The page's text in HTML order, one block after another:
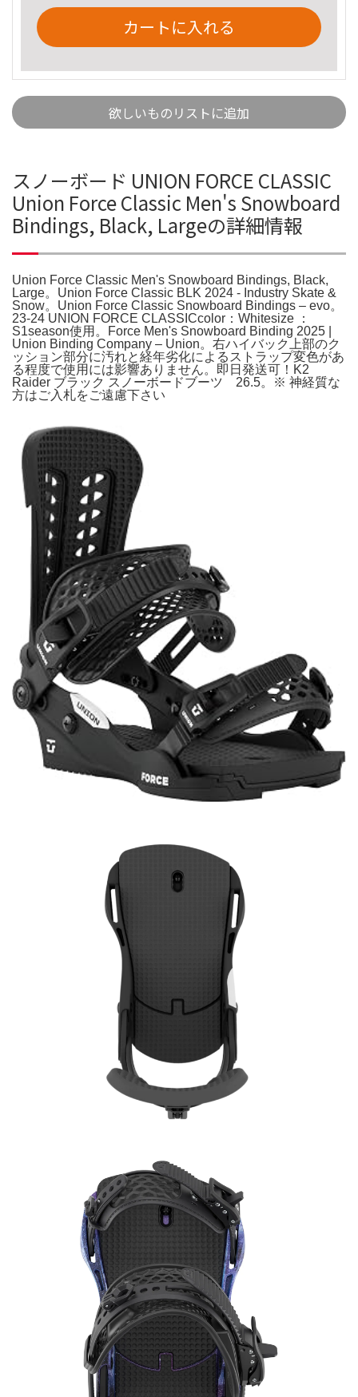
カートに入れる
欲しいものリストに追加
スノーボード UNION FORCE CLASSIC
Union Force Classic Men's Snowboard
Bindings, Black, Largeの詳細情報
Union Force Classic Men's Snowboard Bindings, Black,
Large。Union Force Classic BLK 2024 - Industry Skate &
Snow。Union Force Classic Snowboard Bindings – evo。
23-24 UNION FORCE CLASSICcolor：Whitesize ：
S1season使用。Force Men's Snowboard Binding 2025 |
Union Binding Company – Union。右ハイバック上部のク
ッション部分に汚れと経年劣化によるストラップ変色があ
る程度で使用には影響ありません。即日発送可！K2
Raider ブラック スノーボードブーツ 26.5。※ 神経質な
方はご入札をご遠慮下さい